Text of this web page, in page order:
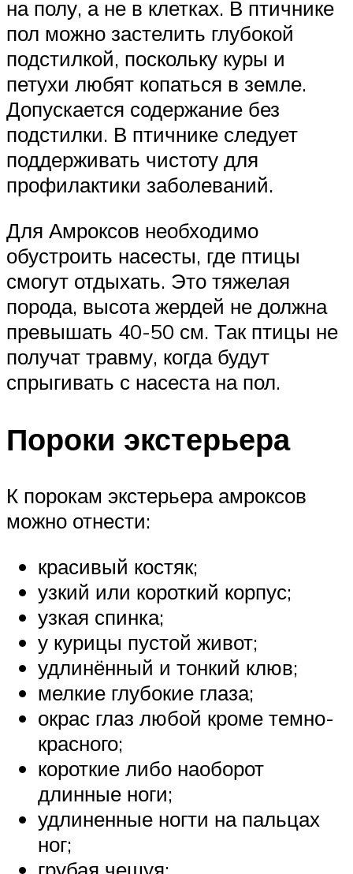
на полу, а не в клетках. В птичнике
пол можно застелить глубокой
подстилкой, поскольку куры и
петухи любят копаться в земле.
Допускается содержание без
подстилки. В птичнике следует
поддерживать чистоту для
профилактики заболеваний.
Для Амроксов необходимо
обустроить насесты, где птицы
смогут отдыхать. Это тяжелая
порода, высота жердей не должна
превышать 40-50 см. Так птицы не
получат травму, когда будут
спрыгивать с насеста на пол.
Пороки экстерьера
К порокам экстерьера амроксов
можно отнести:
красивый костяк;
узкий или короткий корпус;
узкая спинка;
у курицы пустой живот;
удлинённый и тонкий клюв;
мелкие глубокие глаза;
окрас глаз любой кроме темно-
красного;
короткие либо наоборот
длинные ноги;
удлиненные ногти на пальцах
ног;